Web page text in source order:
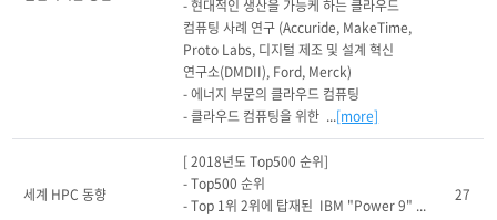
- 현대적인 생산을 가능케 하는 클라우드
컴퓨팅 사례 연구 (Accuride, MakeTime,
Proto Labs, 디지털 제조 및 설계 혁신
연구소(DMDII), Ford, Merck)
- 에너지 부문의 클라우드 컴퓨팅
- 클라우드 컴퓨팅을 위한  ...[more]
세계 HPC 동향
[ 2018년도 Top500 순위]
- Top500 순위
- Top 1위 2위에 탑재된  IBM "Power 9" ...
27